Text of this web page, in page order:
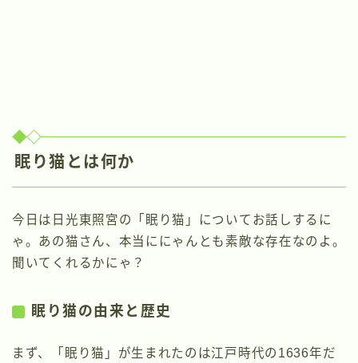
眠り猫とは何か
今日は日光東照宮の「眠り猫」についてお話しするに
ゃ。あの猫さん、本当ににゃんとも素敵な存在なのよ。
聞いてくれるかにゃ？
眠り猫の由来と歴史
まず、「眠り猫」が生まれたのは江戸時代の1636年だ